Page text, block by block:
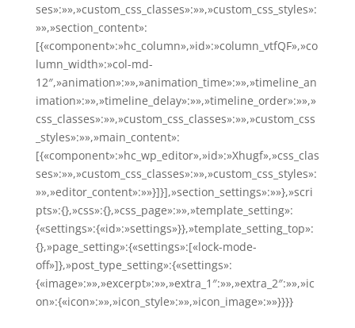
ses»:»»,»custom_css_classes»:»»,»custom_css_styles»:
»»,»section_content»:
[{«component»:»hc_column»,»id»:»column_vtfQF»,»co
lumn_width»:»col-md-
12″,»animation»:»»,»animation_time»:»»,»timeline_an
imation»:»»,»timeline_delay»:»»,»timeline_order»:»»,»
css_classes»:»»,»custom_css_classes»:»»,»custom_css
_styles»:»»,»main_content»:
[{«component»:»hc_wp_editor»,»id»:»Xhugf»,»css_clas
ses»:»»,»custom_css_classes»:»»,»custom_css_styles»:
»»,»editor_content»:»»}]}],»section_settings»:»»},»scri
pts»:{},»css»:{},»css_page»:»»,»template_setting»:
{«settings»:{«id»:»settings»}},»template_setting_top»:
{},»page_setting»:{«settings»:[«lock-mode-
off»]},»post_type_setting»:{«settings»:
{«image»:»»,»excerpt»:»»,»extra_1″:»»,»extra_2″:»»,»ic
on»:{«icon»:»»,»icon_style»:»»,»icon_image»:»»}}}}